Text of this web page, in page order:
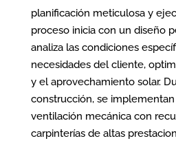
planificación meticulosa y
proceso inicia con un diseño
analiza las condiciones
necesidades del cliente,
y el aprovechamiento solar.
construcción, se implementan
ventilación mecánica con
carpinterías de altas